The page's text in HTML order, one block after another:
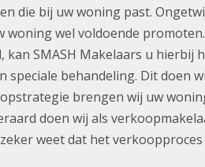
die bij uw woning past.
wel voldoende
SMASH Makelaars u hierbij
speciale behandeling. Dit doen
brengen wij uw
doen wij als
weet dat het verkoopproces